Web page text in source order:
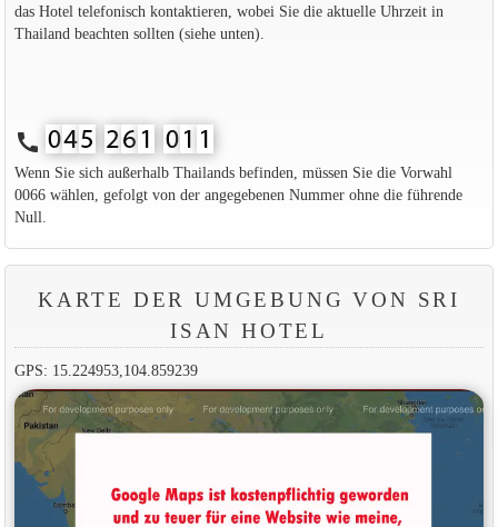
das Hotel telefonisch kontaktieren, wobei Sie die aktuelle Uhrzeit in
Thailand beachten sollten (siehe unten).
call
Wenn Sie sich außerhalb Thailands befinden, müssen Sie die Vorwahl
0066 wählen, gefolgt von der angegebenen Nummer ohne die führende
Null.
KARTE DER UMGEBUNG VON SRI
ISAN HOTEL
GPS: 15.224953,104.859239